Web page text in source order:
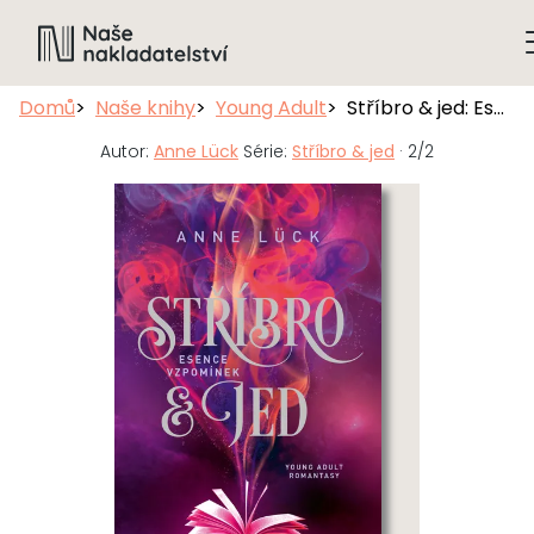
Domů Naše knihy Young Adult Stříbro & jed: Esence vzpomínek
Autor: Anne Lück Série: Stříbro & jed · 2/2